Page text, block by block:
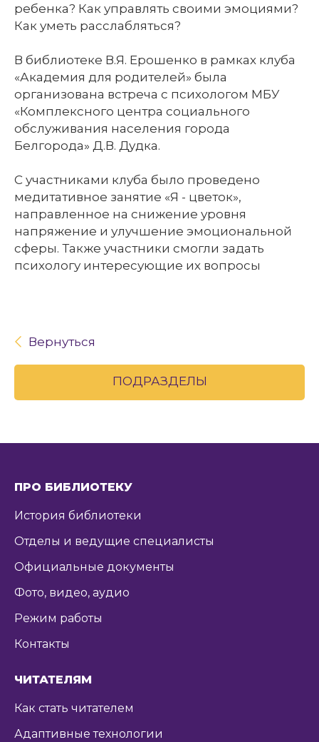
ребенка? Как управлять своими эмоциями?
Как уметь расслабляться?
В библиотеке В.Я. Ерошенко в рамках клуба
«Академия для родителей» была
организована встреча с психологом МБУ
«Комплексного центра социального
обслуживания населения города
Белгорода» Д.В. Дудка.
С участниками клуба было проведено
медитативное занятие «Я - цветок»,
направленное на снижение уровня
напряжение и улучшение эмоциональной
сферы. Также участники смогли задать
психологу интересующие их вопросы
Вернуться
ПОДРАЗДЕЛЫ
ПРО БИБЛИОТЕКУ
История библиотеки
Отделы и ведущие специалисты
Официальные документы
Фото, видео, аудио
Режим работы
Контакты
ЧИТАТЕЛЯМ
Как стать читателем
Адаптивные технологии